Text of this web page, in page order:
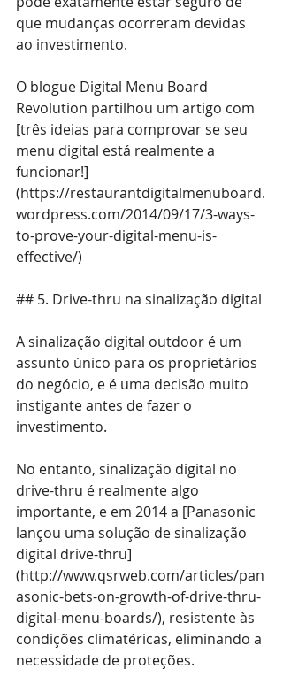
que mudanças ocorreram devidas
ao investimento.
O blogue Digital Menu Board
Revolution partilhou um artigo com
[três ideias para comprovar se seu
menu digital está realmente a
funcionar!]
(https://restaurantdigitalmenuboard.
wordpress.com/2014/09/17/3-ways-
to-prove-your-digital-menu-is-
effective/)
## 5. Drive-thru na sinalização digital
A sinalização digital outdoor é um
assunto único para os proprietários
do negócio, e é uma decisão muito
instigante antes de fazer o
investimento.
No entanto, sinalização digital no
drive-thru é realmente algo
importante, e em 2014 a [Panasonic
lançou uma solução de sinalização
digital drive-thru]
(http://www.qsrweb.com/articles/pan
asonic-bets-on-growth-of-drive-thru-
digital-menu-boards/), resistente às
condições climatéricas, eliminando a
necessidade de proteções.